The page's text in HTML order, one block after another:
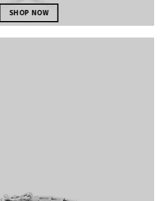
SHOP NOW